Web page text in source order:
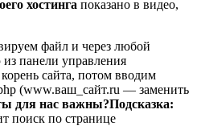
хостинга показано в видео,
файл и через любой
панели управления
сайта, потом вводим
(www.ваш_сайт.ru — заменить
для нас важны?Подсказка:
поиск по странице